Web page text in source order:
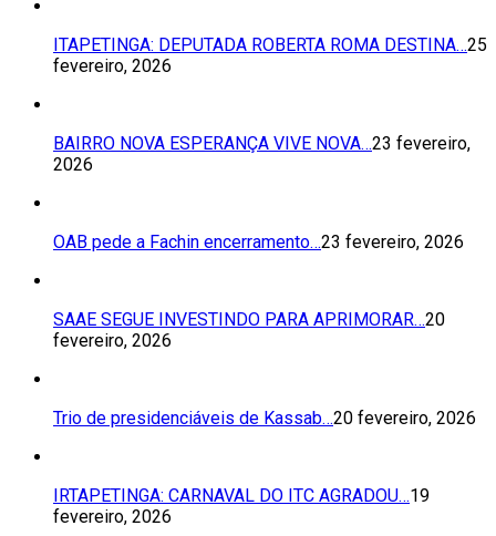
ITAPETINGA: DEPUTADA ROBERTA ROMA DESTINA…25
fevereiro, 2026
BAIRRO NOVA ESPERANÇA VIVE NOVA…23 fevereiro,
2026
OAB pede a Fachin encerramento…23 fevereiro, 2026
SAAE SEGUE INVESTINDO PARA APRIMORAR…20
fevereiro, 2026
Trio de presidenciáveis de Kassab…20 fevereiro, 2026
IRTAPETINGA: CARNAVAL DO ITC AGRADOU…19
fevereiro, 2026